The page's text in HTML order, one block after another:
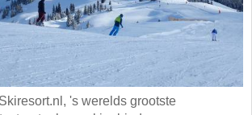
's werelds grootste